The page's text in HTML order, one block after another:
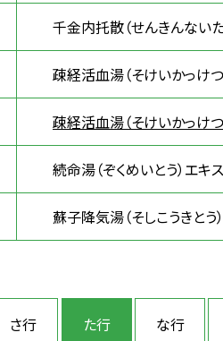
千金内托散（せんきんない
疎経活血湯（そけいかっけ
疎経活血湯（そけいかっけ
続命湯（ぞくめいとう）エキ
蘇子降気湯（そしこうきとう
さ行 た行 な行